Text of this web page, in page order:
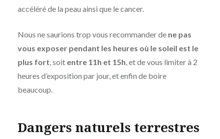
accéléré de la peau ainsi que le cancer.
Nous ne saurions trop vous recommander de ne pas
vous exposer pendant les heures où le soleil est le
plus fort , soit entre 11h et 15h , et de vous limiter à 2
heures d’exposition par jour, et enfin de boire
beaucoup.
Dangers naturels terrestres